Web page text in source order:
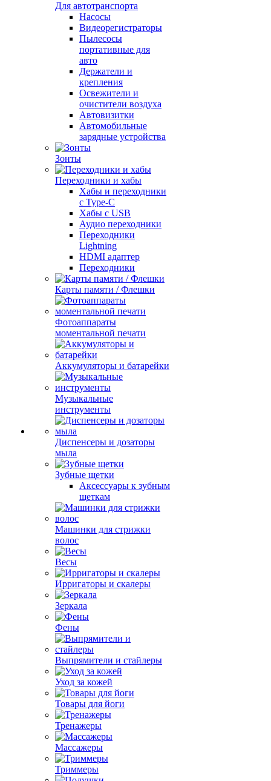
Для автотранспорта
Насосы
Видеорегистраторы
Пылесосы
портативные для
авто
Держатели и
крепления
Освежители и
очистители воздуха
Автовизитки
Автомобильные
зарядные устройства
Зонты
Переходники и хабы
Хабы и переходники
с Type-C
Хабы с USB
Аудио переходники
Переходники
Lightning
HDMI адаптер
Переходники
Карты памяти / Флешки
Фотоаппараты
моментальной печати
Аккумуляторы и батарейки
Музыкальные
инструменты
Диспенсеры и дозаторы
мыла
Зубные щетки
Аксессуары к зубным
щеткам
Машинки для стрижки
волос
Весы
Ирригаторы и скалеры
Зеркала
Фены
Выпрямители и стайлеры
Уход за кожей
Товары для йоги
Тренажеры
Массажеры
Триммеры